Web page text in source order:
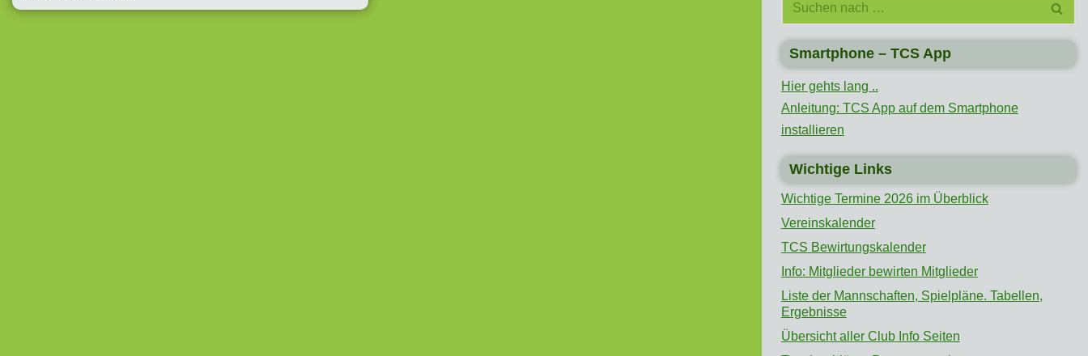
Smartphone – TCS App
Hier gehts lang ..
Anleitung: TCS App auf dem Smartphone
installieren
Wichtige Links
Wichtige Termine 2026 im Überblick
Vereinskalender
TCS Bewirtungskalender
Info: Mitglieder bewirten Mitglieder
Liste der Mannschaften, Spielpläne. Tabellen,
Ergebnisse
Übersicht aller Club Info Seiten